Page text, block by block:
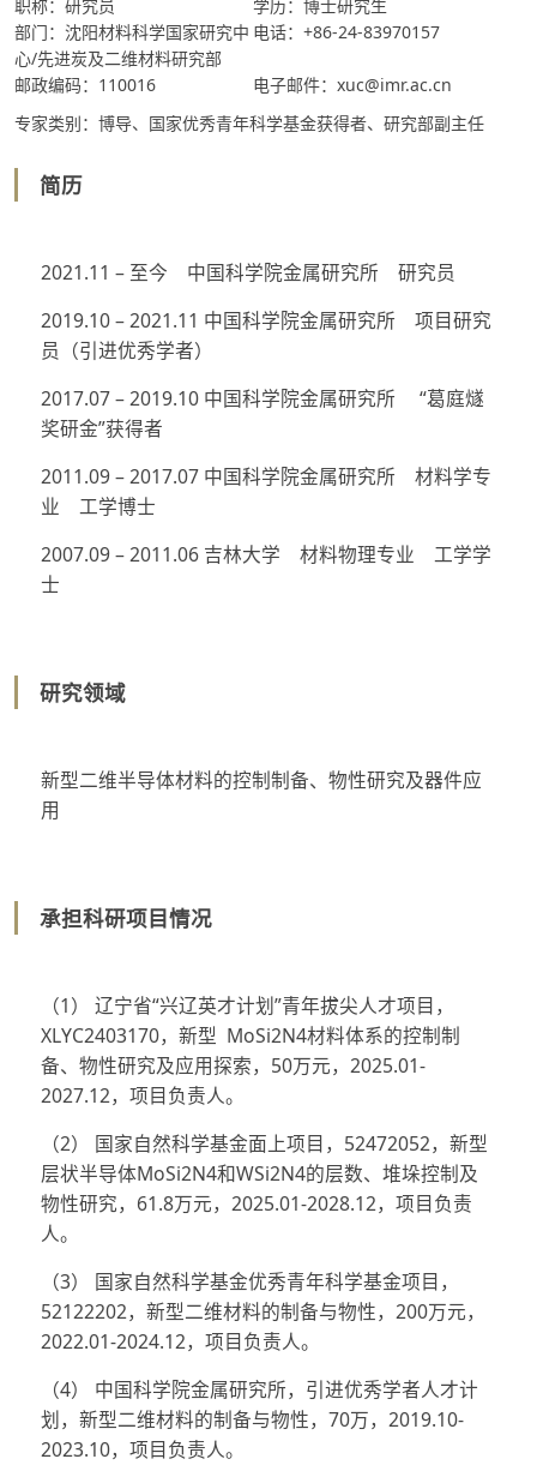
职称：研究员
学历：博士研究生
部门：沈阳材料科学国家研究中
心/先进炭及二维材料研究部
电话：+86-24-83970157
邮政编码：110016
电子邮件：xuc@imr.ac.cn
专家类别：博导、国家优秀青年科学基金获得者、研究部副主任
简历
2021.11 – 至今 中国科学院金属研究所 研究员
2019.10 – 2021.11 中国科学院金属研究所 项目研究
员（引进优秀学者）
2017.07 – 2019.10 中国科学院金属研究所 “葛庭燧
奖研金”获得者
2011.09 – 2017.07 中国科学院金属研究所 材料学专
业 工学博士
2007.09 – 2011.06 吉林大学 材料物理专业 工学学
士
研究领域
新型二维半导体材料的控制制备、物性研究及器件应
用
承担科研项目情况
（1） 辽宁省“兴辽英才计划”青年拔尖人才项目，
XLYC2403170，新型 MoSi2N4材料体系的控制制
备、物性研究及应用探索，50万元，2025.01-
2027.12，项目负责人。
（2） 国家自然科学基金面上项目，52472052，新型
层状半导体MoSi2N4和WSi2N4的层数、堆垛控制及
物性研究，61.8万元，2025.01-2028.12，项目负责
人。
（3） 国家自然科学基金优秀青年科学基金项目，
52122202，新型二维材料的制备与物性，200万元，
2022.01-2024.12，项目负责人。
（4） 中国科学院金属研究所，引进优秀学者人才计
划，新型二维材料的制备与物性，70万，2019.10-
2023.10，项目负责人。